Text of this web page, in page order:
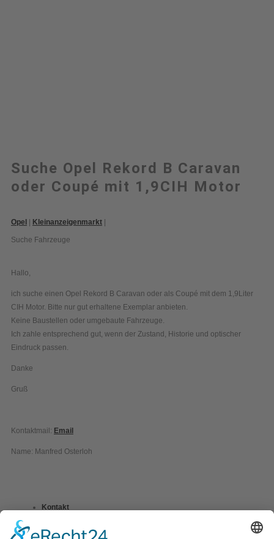
Suche Opel Rekord B Caravan
oder Coupé mit 1,9CIH Motor
Opel Kleinanzeigenmarkt
Suche Fahrzeuge
Hallo,
ich suche einen Opel Rekord B Caravan oder als Coupé mit dem 1,9Liter
CIH Motor. Bitte nur gut erhaltene Exemplar anbieten.
Keine Baustellen oder umgebaute Fahrzeuge.
Ich zahle entsprechend gut, wenn der Zustand, Historie und optischer
Eindruck passen.
Danke
Gruß
Kontaktmail: Email
Name: Manfred Osterloh
Kontakt
Datenschutzerklärung